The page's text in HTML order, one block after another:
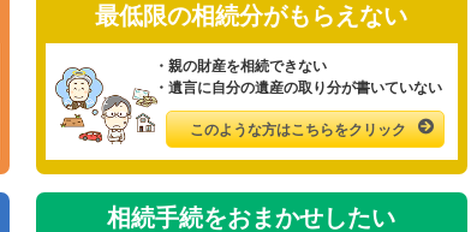
最低限の相続分がもらえない
・親の財産を相続できない
・遺言に自分の遺産の取り分が書いていない
このような方はこちらをクリック
相続手続をおまかせしたい